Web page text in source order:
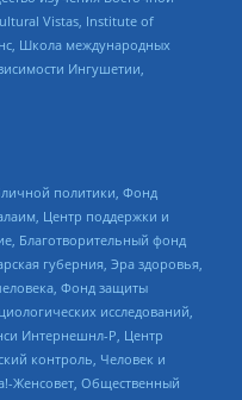
Vistas, Institute of
Школа международных
Ингушетии,
политики, Фонд
Центр поддержки и
Благотворительный фонд
губерния, Эра здоровья,
Фонд защиты
исследований,
Интернешнл-Р, Центр
контроль, Человек и
Женсовет, Общественный